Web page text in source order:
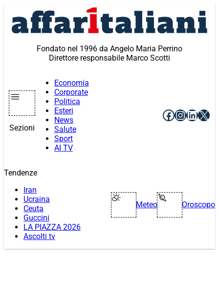
contenuto
Fondato nel 1996 da Angelo Maria Perrino
Direttore responsabile Marco Scotti
Sezioni
Economia
Corporate
Politica
Esteri
News
Salute
Sport
AI TV
Facebook
X
Tendenze
Iran
Ucraina
Ceuta
Guccini
LA PIAZZA 2026
Ascolti tv
Meteo Oroscopo